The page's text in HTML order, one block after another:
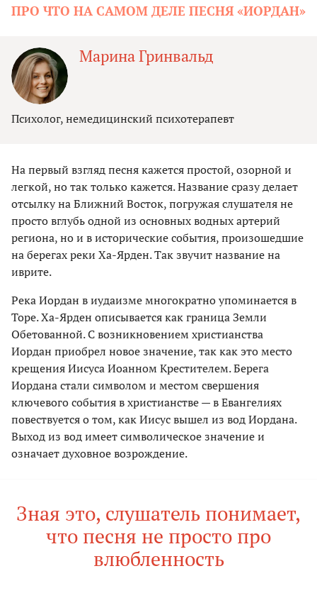
ПРО ЧТО НА САМОМ ДЕЛЕ ПЕСНЯ «ИОРДАН»
Марина Гринвальд
Психолог, немедицинский психотерапевт
На первый взгляд песня кажется простой, озорной и
легкой, но так только кажется. Название сразу делает
отсылку на Ближний Восток, погружая слушателя не
просто вглубь одной из основных водных артерий
региона, но и в исторические события, произошедшие
на берегах реки Ха-Ярден. Так звучит название на
иврите.
Река Иордан в иудаизме многократно упоминается в
Торе. Ха-Ярден описывается как граница Земли
Обетованной. С возникновением христианства
Иордан приобрел новое значение, так как это место
крещения Иисуса Иоанном Крестителем. Берега
Иордана стали символом и местом свершения
ключевого события в христианстве — в Евангелиях
повествуется о том, как Иисус вышел из вод Иордана.
Выход из вод имеет символическое значение и
означает духовное возрождение.
Зная это, слушатель понимает,
что песня не просто про
влюбленность